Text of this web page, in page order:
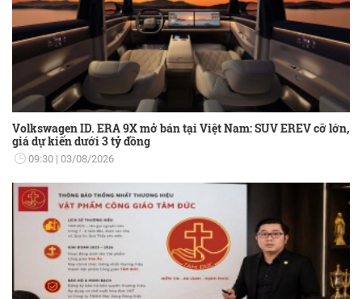
Volkswagen ID. ERA 9X mở bán tại Việt Nam: SUV EREV cỡ lớn,
giá dự kiến dưới 3 tỷ đồng
09:30 03/08/2026